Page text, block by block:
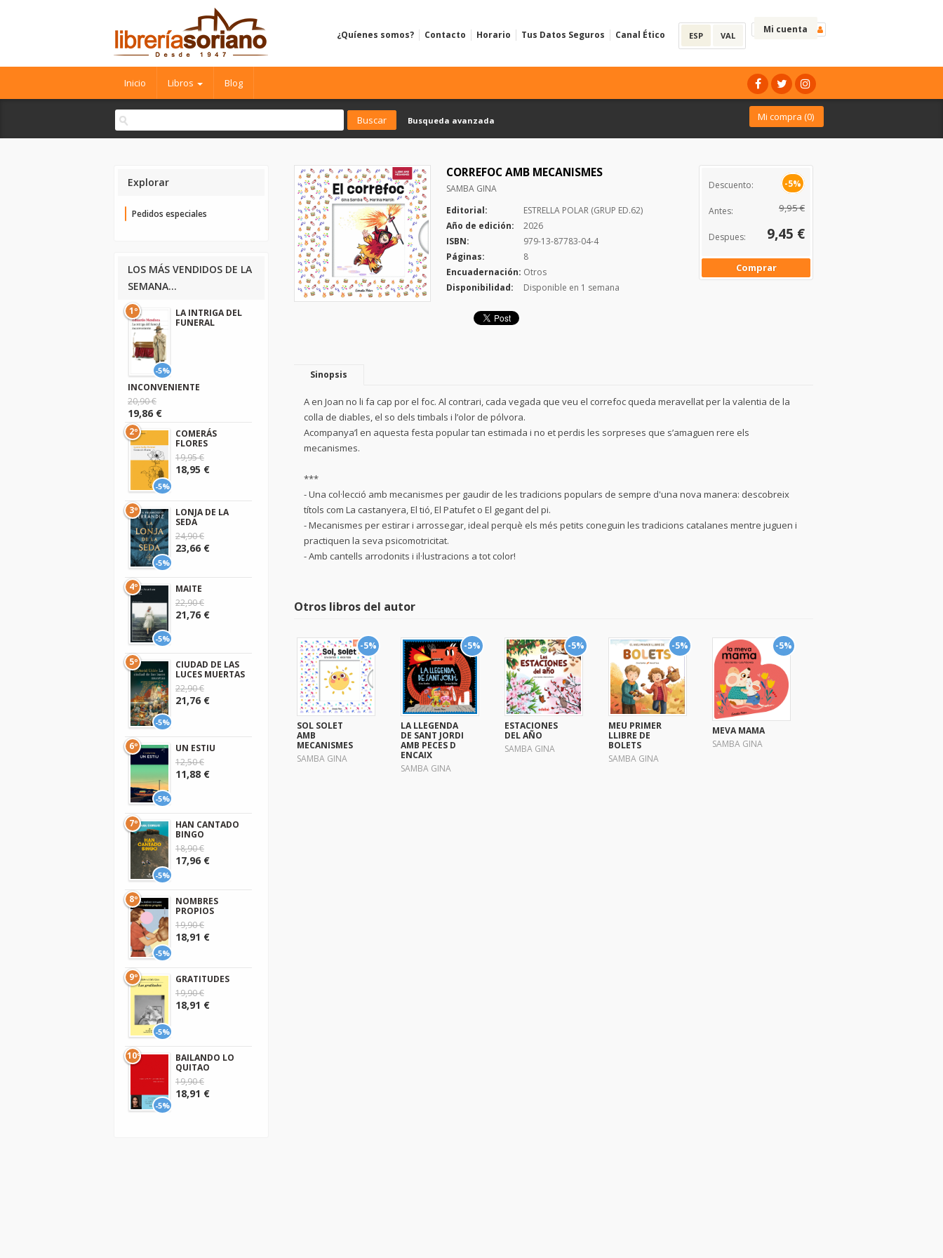
Mi cuenta
ESP VAL
¿Quíenes somos? Contacto Horario Tus Datos Seguros Canal Ético
Inicio Libros Blog
Busqueda avanzada Mi compra (0)
CORREFOC AMB MECANISMES
SAMBA GINA
Editorial:
ESTRELLA POLAR (GRUP ED.62)
Año de edición:
2026
ISBN:
979-13-87783-04-4
Páginas:
8
Encuadernación: Otros
Disponibilidad:
Disponible en 1 semana
Descuento: -5%
Antes: 9,95 €
Despues: 9,45 €
Comprar
Sinopsis
A en Joan no li fa cap por el foc. Al contrari, cada vegada que veu el correfoc queda meravellat per la valentia de la
colla de diables, el so dels timbals i l’olor de pólvora.
Acompanya’l en aquesta festa popular tan estimada i no et perdis les sorpreses que s’amaguen rere els
mecanismes.
***
- Una col·lecció amb mecanismes per gaudir de les tradicions populars de sempre d'una nova manera: descobreix
títols com La castanyera, El tió, El Patufet o El gegant del pi.
- Mecanismes per estirar i arrossegar, ideal perquè els més petits coneguin les tradicions catalanes mentre juguen i
practiquen la seva psicomotricitat.
- Amb cantells arrodonits i il·lustracions a tot color!
Otros libros del autor
-5%
SOL SOLET
AMB
MECANISMES
SAMBA GINA
-5%
LA LLEGENDA
DE SANT JORDI
AMB PECES D
ENCAIX
SAMBA GINA
-5%
ESTACIONES
DEL AÑO
SAMBA GINA
-5%
MEU PRIMER
LLIBRE DE
BOLETS
SAMBA GINA
-5%
MEVA MAMA
SAMBA GINA
Explorar
Pedidos especiales
LOS MÁS VENDIDOS DE LA
SEMANA...
-5%
1º
LA INTRIGA DEL
FUNERAL
INCONVENIENTE
20,90 €
19,86 €
-5%
2º
COMERÁS
FLORES
19,95 €
18,95 €
-5%
3º
LONJA DE LA
SEDA
24,90 €
23,66 €
-5%
4º
MAITE
22,90 €
21,76 €
-5%
5º
CIUDAD DE LAS
LUCES MUERTAS
22,90 €
21,76 €
-5%
6º
UN ESTIU
12,50 €
11,88 €
-5%
7º
HAN CANTADO
BINGO
18,90 €
17,96 €
-5%
8º
NOMBRES
PROPIOS
19,90 €
18,91 €
-5%
9º
GRATITUDES
19,90 €
18,91 €
-5%
10º
BAILANDO LO
QUITAO
19,90 €
18,91 €